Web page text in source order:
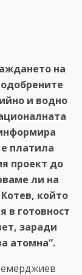
на
и водно
платила
проект до
ли на
който
в готовност
заради
атомна“.